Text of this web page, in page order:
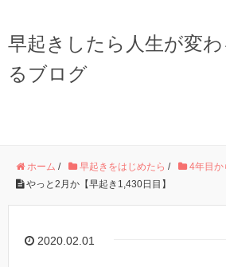
早起きしたら人生が変
るブログ
ホーム / 早起きをはじめたら / 4年目か
やっと2月か【早起き1,430日目】
2020.02.01